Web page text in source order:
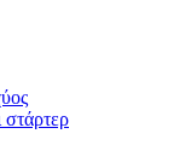
στάρτερ